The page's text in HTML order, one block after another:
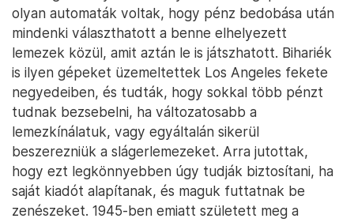
olyan automaták voltak, hogy pénz bedobása után
mindenki választhatott a benne elhelyezett
lemezek közül, amit aztán le is játszhatott. Bihariék
is ilyen gépeket üzemeltettek Los Angeles fekete
negyedeiben, és tudták, hogy sokkal több pénzt
tudnak bezsebelni, ha változatosabb a
lemezkínálatuk, vagy egyáltalán sikerül
beszerezniük a slágerlemezeket. Arra jutottak,
hogy ezt legkönnyebben úgy tudják biztosítani, ha
saját kiadót alapítanak, és maguk futtatnak be
zenészeket. 1945-ben emiatt született meg a